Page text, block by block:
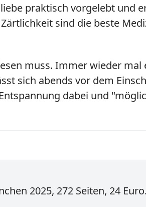
praktisch vorgelebt und
sind die beste
muss. Immer wieder mal
sich abends vor dem
dabei und
2025, 272 Seiten, 24